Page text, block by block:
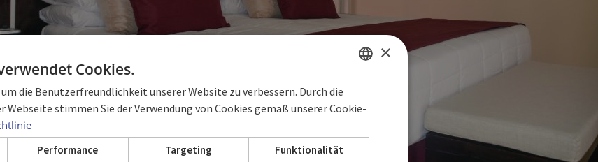
SPANISH
GERMAN
×
Cookies.
die Benutzerfreundlichkeit unserer Website zu verbessern. Durch die
stimmen Sie der Verwendung von Cookies gemäß unserer Cookie-
Performance Targeting Funktionalität